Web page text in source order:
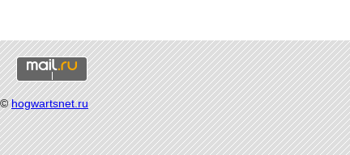
©hogwartsnet.ru